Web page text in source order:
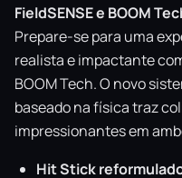
FieldSENSE e BOOM
Prepare-se para uma
realista e impactante
BOOM Tech. O novo
baseado na física traz
impressionantes em
Hit Stick